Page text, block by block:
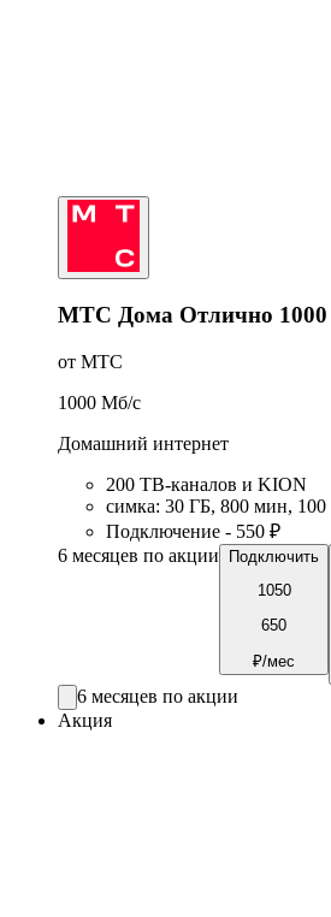
МТС Дома Отлично 1000
от МТС
1000 Мб/c
Домашний интернет
200 ТВ-каналов и KION
симка: 30 ГБ, 800 мин, 100
Подключение - 550 ₽
6 месяцев по акции
Подключить
1050
650
₽/мес
6 месяцев по акции
Акция